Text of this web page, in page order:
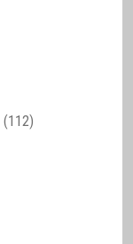
(112)